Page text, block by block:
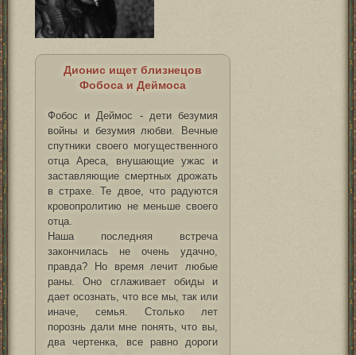
Дионис ищет близнецов
Фобоса и Деймоса
Фобос и Деймос - дети безумия
войны и безумия любви. Вечные
спутники своего могущественного
отца Ареса, внушающие ужас и
заставляющие смертных дрожать
в страхе. Те двое, что радуются
кровопролитию не меньше своего
отца.
Наша последняя встреча
закончилась не очень удачно,
правда? Но время лечит любые
раны. Оно сглаживает обиды и
дает осознать, что все мы, так или
иначе, семья. Столько лет
порознь дали мне понять, что вы,
два чертенка, все равно дороги